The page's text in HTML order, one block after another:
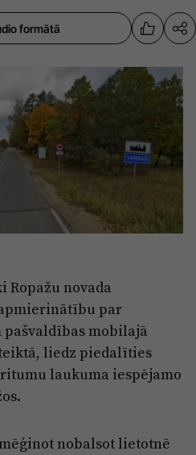
Projekti
Mediju atbalsta fonds
Zivju fonds
Zaļā nākotne
Iedvesmai nav vecuma
Kodols
Kontakti
Reklāma
Par laikrakstu
Ētikas kodekss
formātā
Ropažu novada
par
mobilajā
liedz piedalīties
laukuma iespējamo
nobalsot lietotnē